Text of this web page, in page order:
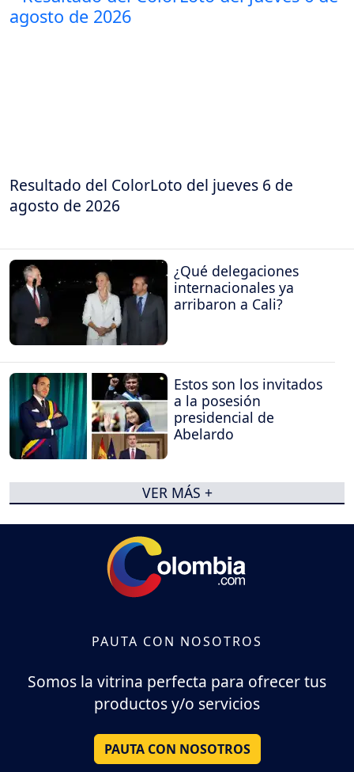
Resultado del ColorLoto del jueves 6 de
agosto de 2026
¿Qué delegaciones
internacionales ya
arribaron a Cali?
Estos son los invitados
a la posesión
presidencial de
Abelardo
VER MÁS +
PAUTA CON NOSOTROS
Somos la vitrina perfecta para ofrecer tus
productos y/o servicios
PAUTA CON NOSOTROS